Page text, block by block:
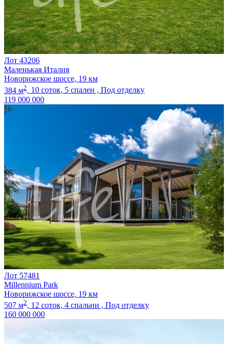
Лот 43206
Маленькая Италия
Новорижское шоссе, 19 км
384 м2, 10 соток, 5 спален , Под отделку
119 000 000
Лот 57481
Millennium Park
Новорижское шоссе, 19 км
507 м2, 12 соток, 4 спальни , Под отделку
160 000 000